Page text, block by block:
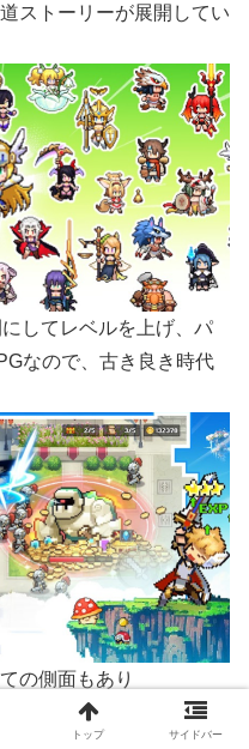
ストーリーが展開してい
してレベルを上げ、パ
なので、古き良き時代
の側面もあり
者たちは敵を倒して経験
トップ サイドバー